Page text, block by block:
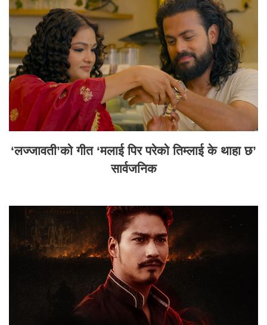
‘लज्जावती’को गीत ‘मलाई पिर परेको तिम्लाई के थाहा छ’
सार्वजनिक